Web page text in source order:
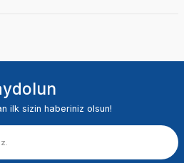
ilk sizin haberiniz olsun!